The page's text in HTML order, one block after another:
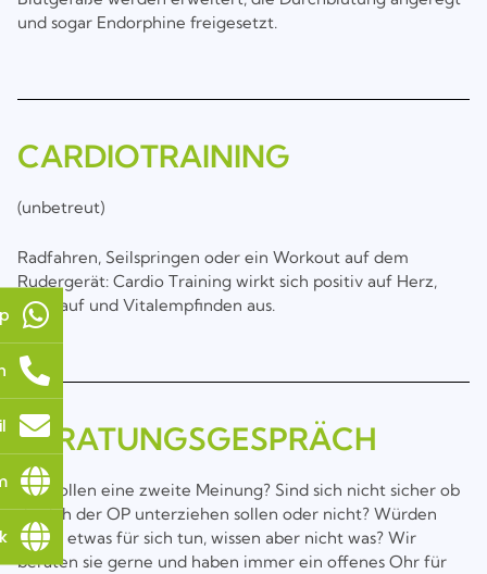
und sogar Endorphine freigesetzt.
CARDIOTRAINING
(unbetreut)
Radfahren, Seilspringen oder ein Workout auf dem
Rudergerät: Cardio Training wirkt sich positiv auf Herz,
Kreislauf und Vitalempfinden aus.
BERATUNGSGESPRÄCH
Sie wollen eine zweite Meinung? Sind sich nicht sicher ob
sie sich der OP unterziehen sollen oder nicht? Würden
gerne etwas für sich tun, wissen aber nicht was? Wir
beraten sie gerne und haben immer ein offenes Ohr für